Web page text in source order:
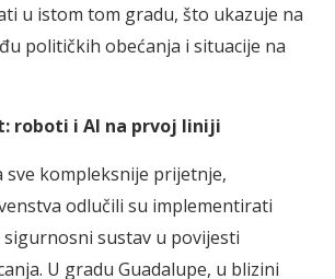
u istom tom gradu, što ukazuje na
političkih obećanja i situacije na
roboti i AI na prvoj liniji
sve kompleksnije prijetnje,
odlučili su implementirati
sustav u povijesti
U gradu Guadalupe, u blizini